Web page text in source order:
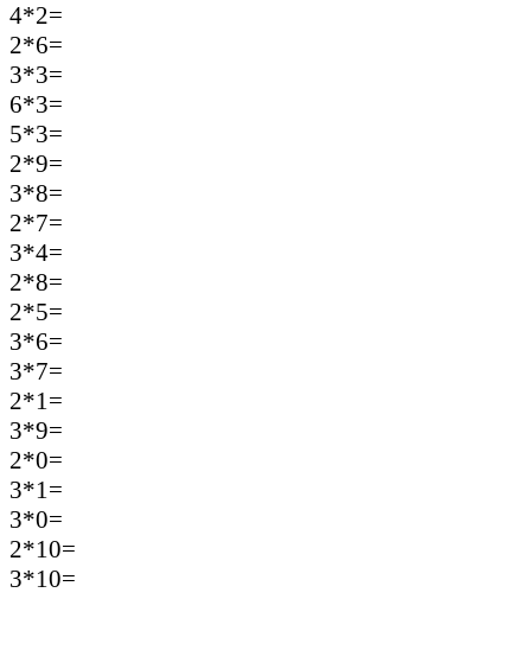
4*2=
2*6=
3*3=
6*3=
5*3=
2*9=
3*8=
2*7=
3*4=
2*8=
2*5=
3*6=
3*7=
2*1=
3*9=
2*0=
3*1=
3*0=
2*10=
3*10=